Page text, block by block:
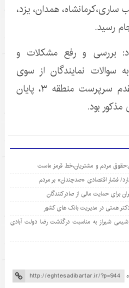
همدان، یزد،
رسید.
بررسی و رفع مشکلات و
سوالات نمایندگان از سوی
امیر محمد رضائی مقدم سرپرست منطقه ۳، پایان
بود.
مردم و مشتریان،خط قرمز ماست
دارد/ فشار اقتصادی «صدچندان» بر مردم
برای حمایت مالی از صادرکنندگان
همتی در مدیریت بانک های کشور
شیراز به مناسبت درگذشت رضا دولت آبادی